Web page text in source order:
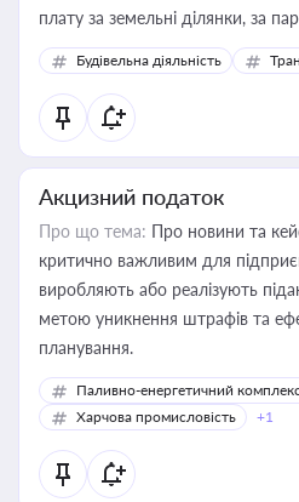
Будівельна діяльність
Акцизний податок
Про що тема: Про новини та
критично важливим для
виробляють або реалізують
метою уникнення штрафів та
планування.
Паливно-енергетичний
Харчова промисловість
+1